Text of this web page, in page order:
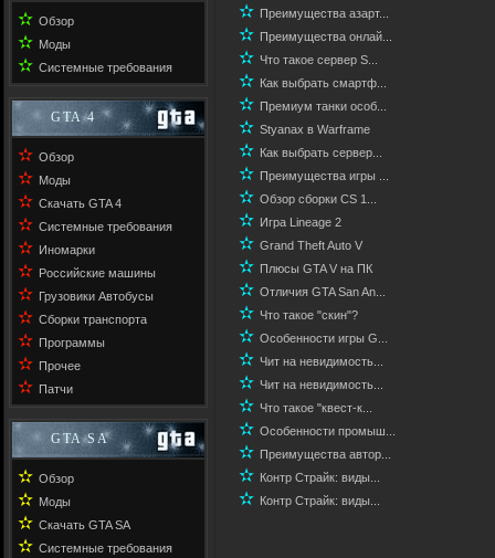
✫ Обзор
✫ Моды
✫ Системные требования
GTA 4
✫ Обзор
✫ Моды
✫ Скачать GTA 4
✫ Системные требования
✫ Иномарки
✫ Российские машины
✫ Грузовики Автобусы
✫ Сборки транспорта
✫ Программы
✫ Прочее
✫ Патчи
GTA SA
✫ Обзор
✫ Моды
✫ Скачать GTA SA
✫ Системные требования
✫ Преимущества азарт...
✫ Преимущества онлай...
✫ Что такое сервер S...
✫ Как выбрать смартф...
✫ Премиум танки особ...
✫ Styanax в Warframe
✫ Как выбрать сервер...
✫ Преимущества игры ...
✫ Обзор сборки CS 1...
✫ Игра Lineage 2
✫ Grand Theft Auto V
✫ Плюсы GTA V на ПК
✫ Отличия GTA San An...
✫ Что такое "скин"?
✫ Особенности игры G...
✫ Чит на невидимость...
✫ Чит на невидимость...
✫ Что такое "квест-к...
✫ Особенности промыш...
✫ Преимущества автор...
✫ Контр Страйк: виды...
✫ Контр Страйк: виды...